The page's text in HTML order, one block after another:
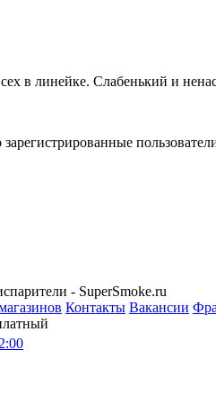
в линейке. Слабенький и
- SuperSmoke.ru
Контакты Вакансии